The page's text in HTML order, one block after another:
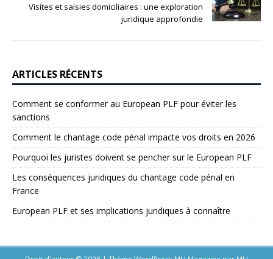
Visites et saisies domiciliaires : une exploration
juridique approfondie
ARTICLES RÉCENTS
Comment se conformer au European PLF pour éviter les
sanctions
Comment le chantage code pénal impacte vos droits en 2026
Pourquoi les juristes doivent se pencher sur le European PLF
Les conséquences juridiques du chantage code pénal en
France
European PLF et ses implications juridiques à connaître